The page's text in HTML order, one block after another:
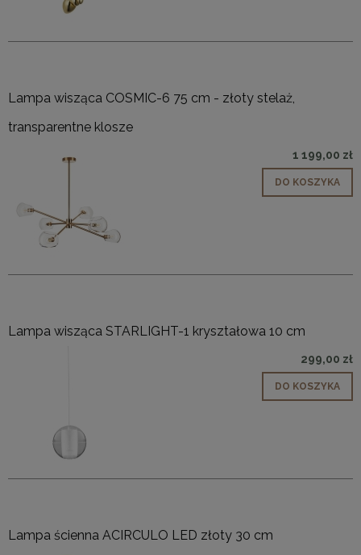
Lampa wisząca COSMIC-6 75 cm - złoty stelaż,
transparentne klosze
1 199,00 zł
DO KOSZYKA
Lampa wisząca STARLIGHT-1 kryształowa 10 cm
299,00 zł
DO KOSZYKA
Lampa ścienna ACIRCULO LED złoty 30 cm